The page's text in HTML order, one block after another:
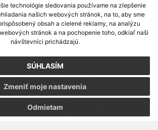
technológie sledovania používame na zlepšenie
našich webových stránok, na to, aby sme
obsah a cielené reklamy, na analýzu
stránok a na pochopenie toho, odkiaľ naši
návštevníci prichádzajú.
SÚHLASÍM
Odmietam
Zmeniť moje nastavenia
aktuálnych informácií s využitím RSS
systém ECHELON 2,Mapa stránok,web portál
s.r.o.,domény,registrácia domény
aktualizácia:06.08.2026
stránku|Vyhlásenie o prístupnosti